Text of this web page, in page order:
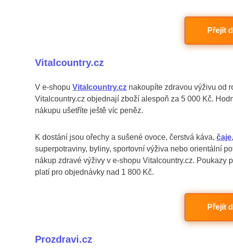
Přejít
Vitalcountry.cz
V e-shopu Vitalcountry.cz nakoupíte zdravou výživu od
Vitalcountry.cz objednají zboží alespoň za 5 000 Kč.
nákupu ušetříte ještě víc peněz.
K dostání jsou ořechy a sušené ovoce, čerstvá káva, čaje
superpotraviny, byliny, sportovní výživa nebo orientální
nákup zdravé výživy v e-shopu Vitalcountry.cz. Poukazy
platí pro objednávky nad 1 800 Kč.
Přejít
Prozdravi.cz